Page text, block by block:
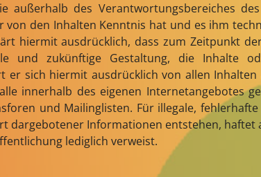
außerhalb des Verantwortungsbereiches
den Inhalten Kenntnis hat und es ihm
hiermit ausdrücklich, dass zum Zeitpunkt
und zukünftige Gestaltung, die Inhalte
sich hiermit ausdrücklich von allen
innerhalb des eigenen Internetangebotes
und Mailinglisten. Für illegale,
Informationen entstehen, haftet
lediglich verweist.